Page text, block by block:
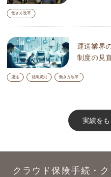
働き方改革
運送 就業規則 働き方改革
運送業界
制度の見
実績を
クラウド保険手続・